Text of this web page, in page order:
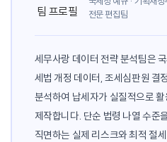
전문 편집팀
세무사랑 데이터 전략 분석팀은
세법 개정 데이터, 조세심판원 결
분석하여 납세자가 실질적으로
제작합니다. 단순 법령 나열 수준
직면하는 실제 리스크와 최적 절